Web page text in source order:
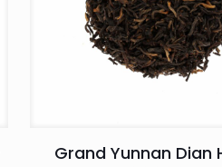
Grand Yunnan Dian